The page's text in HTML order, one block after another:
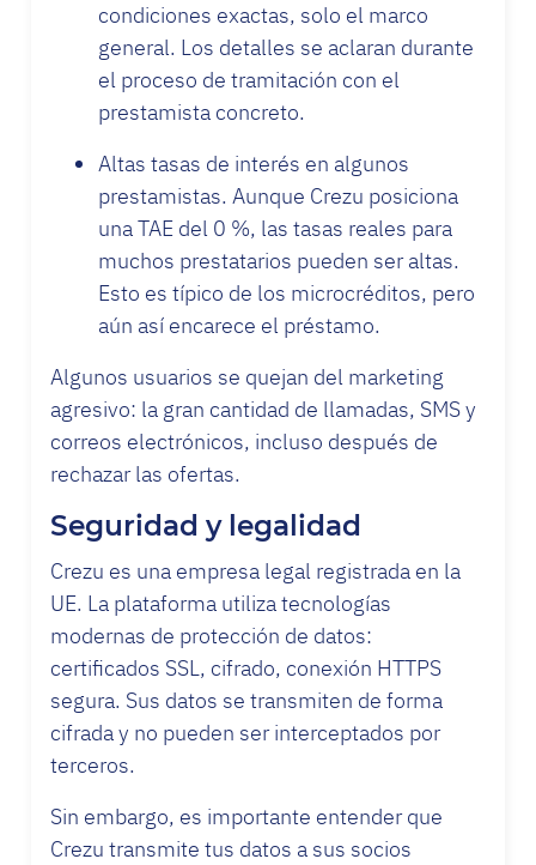
condiciones exactas, solo el marco
general. Los detalles se aclaran durante
el proceso de tramitación con el
prestamista concreto.
Altas tasas de interés en algunos
prestamistas. Aunque Crezu posiciona
una TAE del 0 %, las tasas reales para
muchos prestatarios pueden ser altas.
Esto es típico de los microcréditos, pero
aún así encarece el préstamo.
Algunos usuarios se quejan del marketing
agresivo: la gran cantidad de llamadas, SMS y
correos electrónicos, incluso después de
rechazar las ofertas.
Seguridad y legalidad
Crezu es una empresa legal registrada en la
UE. La plataforma utiliza tecnologías
modernas de protección de datos:
certificados SSL, cifrado, conexión HTTPS
segura. Sus datos se transmiten de forma
cifrada y no pueden ser interceptados por
terceros.
Sin embargo, es importante entender que
Crezu transmite tus datos a sus socios